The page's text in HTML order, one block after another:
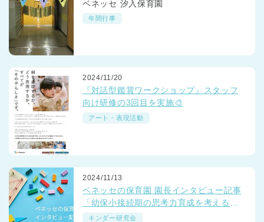
ベネッセ 汐入保育園
年間行事
2024/11/20
『対話型鑑賞ワークショップ』スタッフ
向け研修の3回目を実施🎨
アート・表現活動
2024/11/13
ベネッセの保育園 園長インタビュー記事
「幼保小接続期の思考力育成を考える」
（ベネッセ教育総合研究所）サイトに公
キンダー研究会